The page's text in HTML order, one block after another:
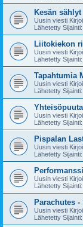
Kesän sählyt
Uusin viesti
Lähetetty Sijainti:
Liitokiekon
Uusin viesti
Lähetetty Sijainti:
Tapahtumia
Uusin viesti
Lähetetty Sijainti:
Uusin viesti
Lähetetty Sijainti:
Pispalan
Uusin viesti
Lähetetty Sijainti:
Uusin viesti
Lähetetty Sijainti:
Parachutes -
Uusin viesti
Lähetetty Sijainti: